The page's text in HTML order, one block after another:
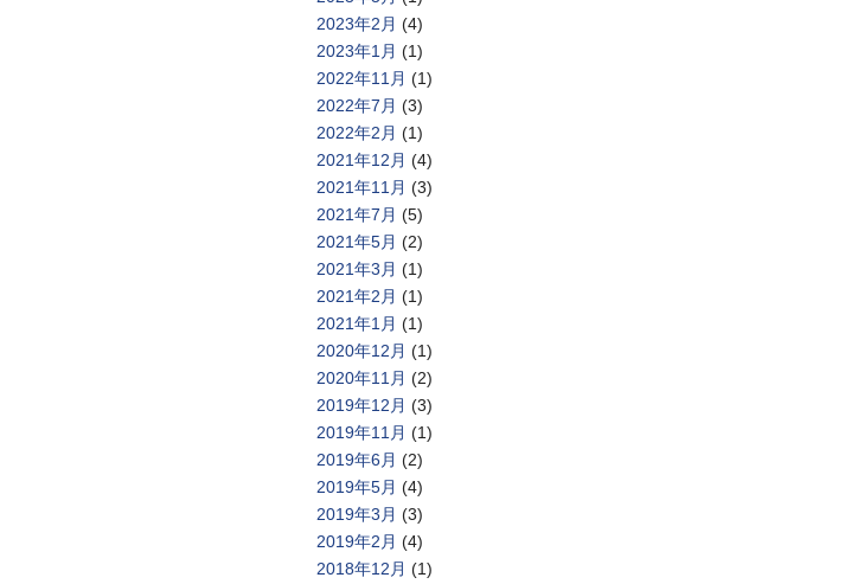
2023年2月 (4)
2023年1月 (1)
2022年11月 (1)
2022年7月 (3)
2022年2月 (1)
2021年12月 (4)
2021年11月 (3)
2021年7月 (5)
2021年5月 (2)
2021年3月 (1)
2021年2月 (1)
2021年1月 (1)
2020年12月 (1)
2020年11月 (2)
2019年12月 (3)
2019年11月 (1)
2019年6月 (2)
2019年5月 (4)
2019年3月 (3)
2019年2月 (4)
2018年12月 (1)